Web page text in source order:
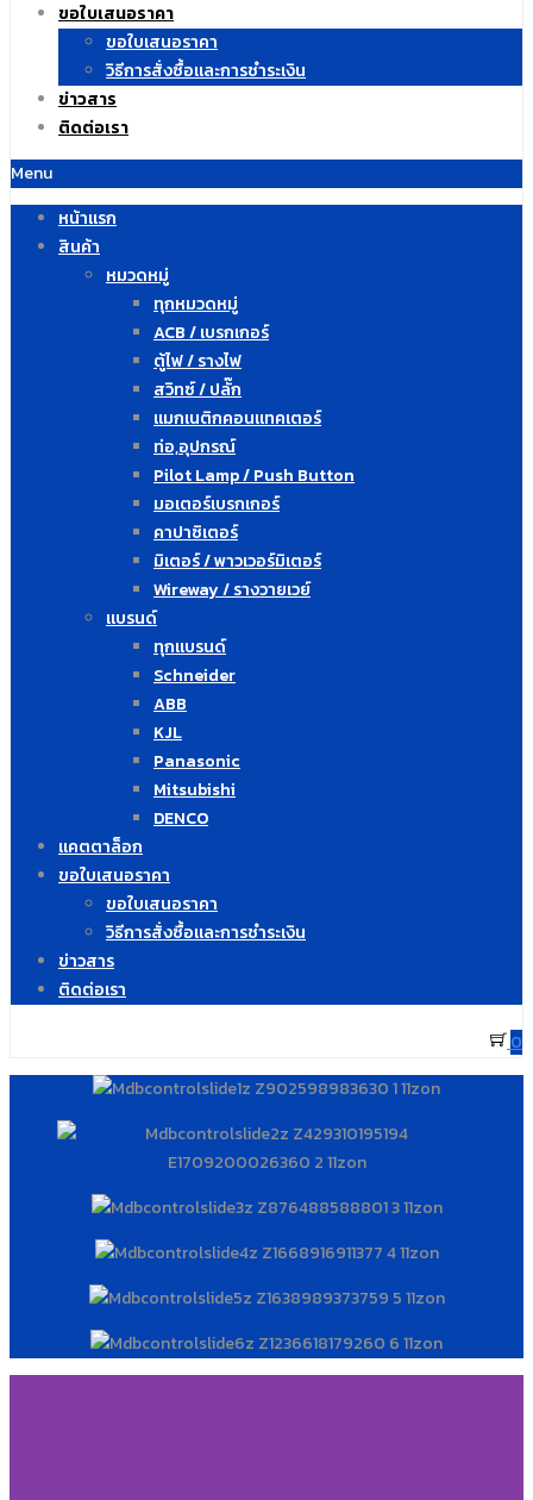
ขอใบเสนอราคา
ขอใบเสนอราคา
วิธีการสั่งซื้อและการชำระเงิน
ข่าวสาร
ติดต่อเรา
Menu
หน้าแรก
สินค้า
หมวดหมู่
ทุกหมวดหมู่
ACB / เบรกเกอร์
ตู้ไฟ / รางไฟ
สวิทซ์ / ปลั๊ก
แมกเนติกคอนแทคเตอร์
ท่อ,อุปกรณ์
Pilot Lamp / Push Button
มอเตอร์เบรกเกอร์
คาปาซิเตอร์
มิเตอร์ / พาวเวอร์มิเตอร์
Wireway / รางวายเวย์
แบรนด์
ทุกแบรนด์
Schneider
ABB
KJL
Panasonic
Mitsubishi
DENCO
แคตตาล็อก
ขอใบเสนอราคา
ขอใบเสนอราคา
วิธีการสั่งซื้อและการชำระเงิน
ข่าวสาร
ติดต่อเรา
0